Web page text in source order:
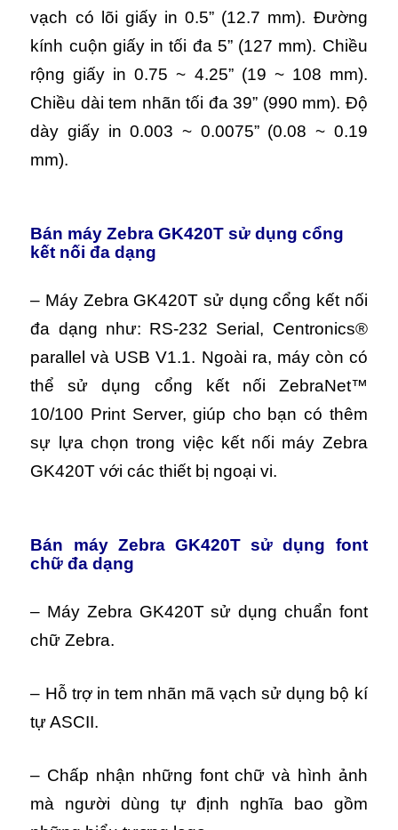
vạch có lõi giấy in 0.5” (12.7 mm). Đường
kính cuộn giấy in tối đa 5” (127 mm). Chiều
rộng giấy in 0.75 ~ 4.25” (19 ~ 108 mm).
Chiều dài tem nhãn tối đa 39” (990 mm). Độ
dày giấy in 0.003 ~ 0.0075” (0.08 ~ 0.19
mm).
Bán máy Zebra GK420T sử dụng cổng
kết nối đa dạng
– Máy Zebra GK420T sử dụng cổng kết nối
đa dạng như: RS-232 Serial, Centronics®
parallel và USB V1.1. Ngoài ra, máy còn có
thể sử dụng cổng kết nối ZebraNet™
10/100 Print Server, giúp cho bạn có thêm
sự lựa chọn trong việc kết nối máy Zebra
GK420T với các thiết bị ngoại vi.
Bán máy Zebra GK420T sử dụng font
chữ đa dạng
– Máy Zebra GK420T sử dụng chuẩn font
chữ Zebra.
– Hỗ trợ in tem nhãn mã vạch sử dụng bộ kí
tự ASCII.
– Chấp nhận những font chữ và hình ảnh
mà người dùng tự định nghĩa bao gồm